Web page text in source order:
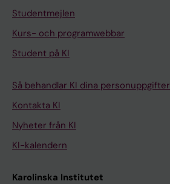
Studentmejlen
Kurs- och programwebbar
Student på KI
Så behandlar KI dina personuppgifter
Kontakta KI
Nyheter från KI
KI-kalendern
Karolinska Institutet